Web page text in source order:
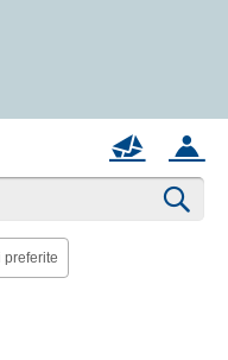
ACCOUNT
MAIL
preferite